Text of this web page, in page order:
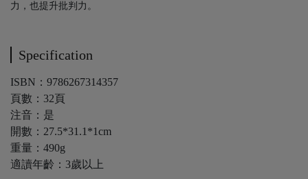
力，也提升批判力。
Specification
ISBN：9786267314357
頁數：32頁
注音：是
開數：27.5*31.1*1cm
重量：490g
適讀年齡：3歲以上